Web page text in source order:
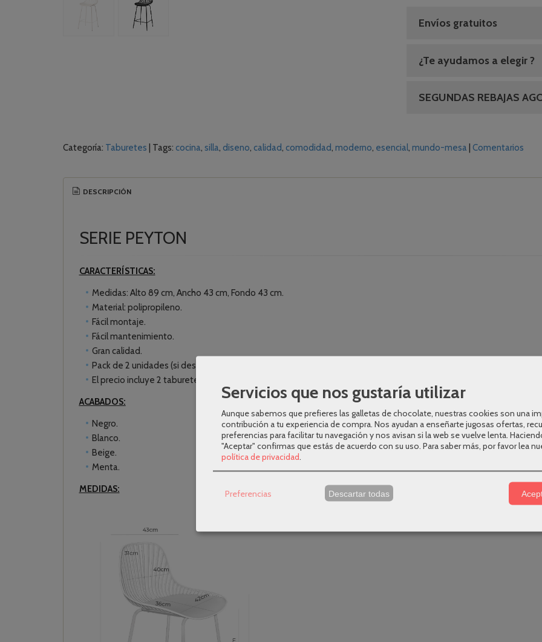
Envíos gratuitos
¿Te ayudamos a elegir ?
SEGUNDAS REBAJAS
Categoría: Taburetes Tags: cocina silla diseno calidad comodidad moderno esencial mundo-mesa Comentarios
DESCRIPCIÓN
SERIE PEYTON
CARACTERÍSTICAS:
Medidas: Alto 89 cm, Ancho 43 cm, Fondo 43 cm.
Material: polipropileno.
Fácil montaje.
Fácil mantenimiento.
Gran calidad.
Pack de 2 unidades (si deseas comprar una taburete por separado, consúltalo mediante
El precio incluye 2 taburetes.
ACABADOS:
Negro.
Blanco.
Beige.
Menta.
MEDIDAS:
Servicios que nos gustaría utilizar
Aunque sabemos que prefieres las galletas de chocolate, nuestras cookies son una
contribución a tu experiencia de compra. Nos ayudan a enseñarte jugosas ofertas,
preferencias para facilitar tu navegación y nos avisan si la web se vuelve lenta.
"Aceptar" confirmas que estás de acuerdo con su uso. Para saber más, por favor lea
política de privacidad.
Preferencias Descartar todas